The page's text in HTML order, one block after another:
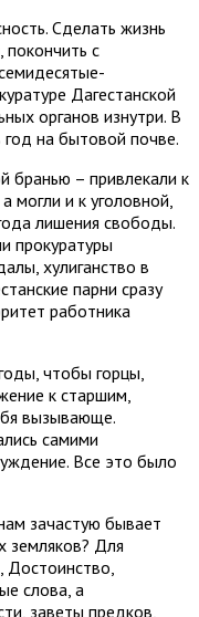
Сделать жизнь
покончить с
Дагестанской
органов изнутри. В
на бытовой почве.
бранью – привлекали к
могли и к уголовной,
лишения свободы.
прокуратуры
хулиганство в
парни сразу
работника
чтобы горцы,
к старшим,
вызывающе.
самими
Все это было
зачастую бывает
земляков? Для
Достоинство,
слова, а
заветы предков,